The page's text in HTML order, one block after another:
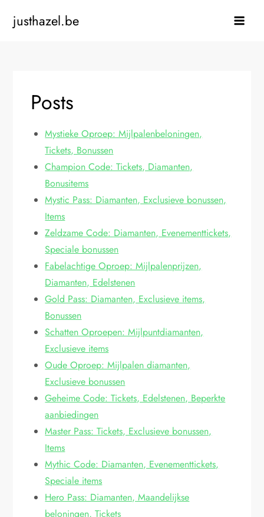
justhazel.be
Posts
Mystieke Oproep: Mijlpalenbeloningen,
Tickets, Bonussen
Champion Code: Tickets, Diamanten,
Bonusitems
Mystic Pass: Diamanten, Exclusieve bonussen,
Items
Zeldzame Code: Diamanten, Evenementtickets,
Speciale bonussen
Fabelachtige Oproep: Mijlpalenprijzen,
Diamanten, Edelstenen
Gold Pass: Diamanten, Exclusieve items,
Bonussen
Schatten Oproepen: Mijlpuntdiamanten,
Exclusieve items
Oude Oproep: Mijlpalen diamanten,
Exclusieve bonussen
Geheime Code: Tickets, Edelstenen, Beperkte
aanbiedingen
Master Pass: Tickets, Exclusieve bonussen,
Items
Mythic Code: Diamanten, Evenementtickets,
Speciale items
Hero Pass: Diamanten, Maandelijkse
beloningen, Tickets